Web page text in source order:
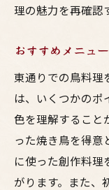
理の魅力を再確認
おすすめメニュ
東通りでの鳥料理
は、いくつかのポ
色を理解すること
った焼き鳥を得意
に使った創作料理
がります。また、